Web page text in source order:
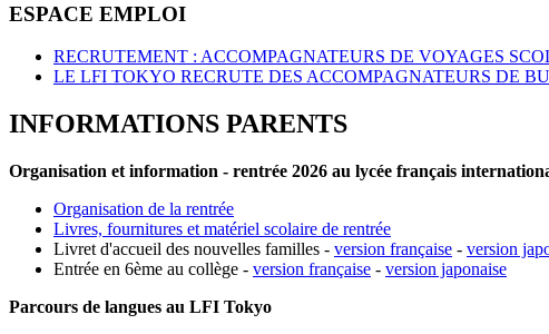
ESPACE EMPLOI
RECRUTEMENT : ACCOMPAGNATEURS DE VOYAGES
LE LFI TOKYO RECRUTE DES ACCOMPAGNATEURS DE
INFORMATIONS PARENTS
Organisation et information - rentrée 2026 au lycée français
Organisation de la rentrée
Livres, fournitures et matériel scolaire de rentrée
Livret d'accueil des nouvelles familles - version française - version
Entrée en 6ème au collège - version française - version japonaise
Parcours de langues au LFI Tokyo